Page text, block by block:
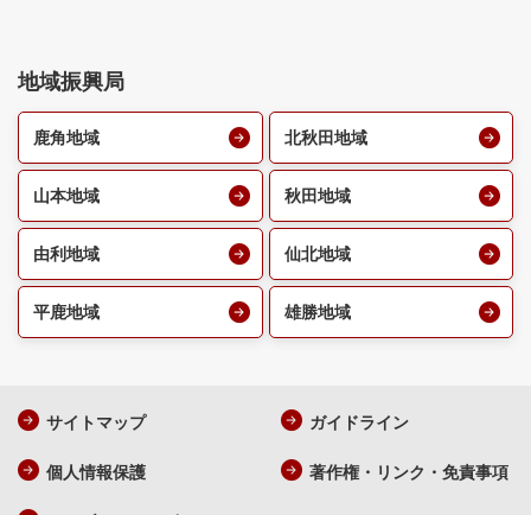
地域振興局
鹿角地域 北秋田地域
山本地域 秋田地域
由利地域 仙北地域
平鹿地域 雄勝地域
サイトマップ ガイドライン
個人情報保護 著作権・リンク・免責事項